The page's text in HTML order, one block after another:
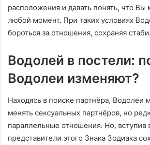
расположения и давать понять, что Вы
любой момент. При таких условиях
бороться за отношения, сохраняя
Водолей в постели:
Водолеи изменяют?
Находясь в поиске партнёра, Водолеи
менять сексуальных партнёров, но
параллельные отношения. Но, вступив
представители этого Знака Зодиака